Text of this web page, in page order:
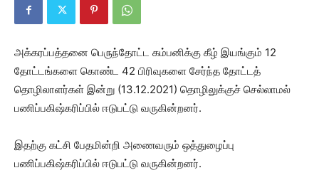
அக்கரப்பத்தனை பெருந்தோட்ட கம்பனிக்கு கீழ் இயங்கும் 12
தோட்டங்களை கொண்ட 42 பிரிவுகளை சேர்ந்த தோட்டத்
தொழிலாளர்கள் இன்று (13.12.2021) தொழிலுக்குச் செல்லாமல்
பணிப்பகிஷ்கரிப்பில் ஈடுபட்டு வருகின்றனர்.
இதற்கு கட்சி பேதமின்றி அணைவரும் ஒத்துழைப்பு
பணிப்பகிஷ்கரிப்பில் ஈடுபட்டு வருகின்றனர்.